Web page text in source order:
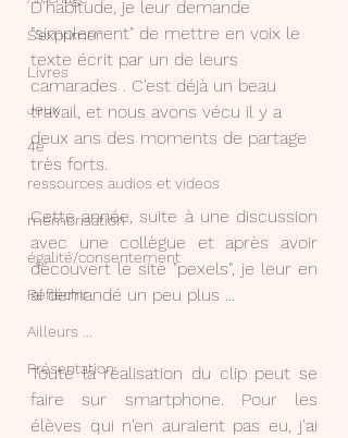
S'exprimer
Livres
Jeux
4e
ressources audios et videos
mémorisation
égalité/consentement
Réfléchir
Ailleurs ...
Présentation
D'habitude, je leur demande
"simplement" de mettre en voix le
texte écrit par un de leurs
camarades . C'est déjà un beau
travail, et nous avons vécu il y a
deux ans des moments de partage
très forts.
Cette année, suite à une discussion
avec une collègue et après avoir
découvert le site "pexels", je leur en
ai demandé un peu plus ...
Toute la réalisation du clip peut se
faire sur smartphone. Pour les
élèves qui n'en auraient pas eu, j'ai